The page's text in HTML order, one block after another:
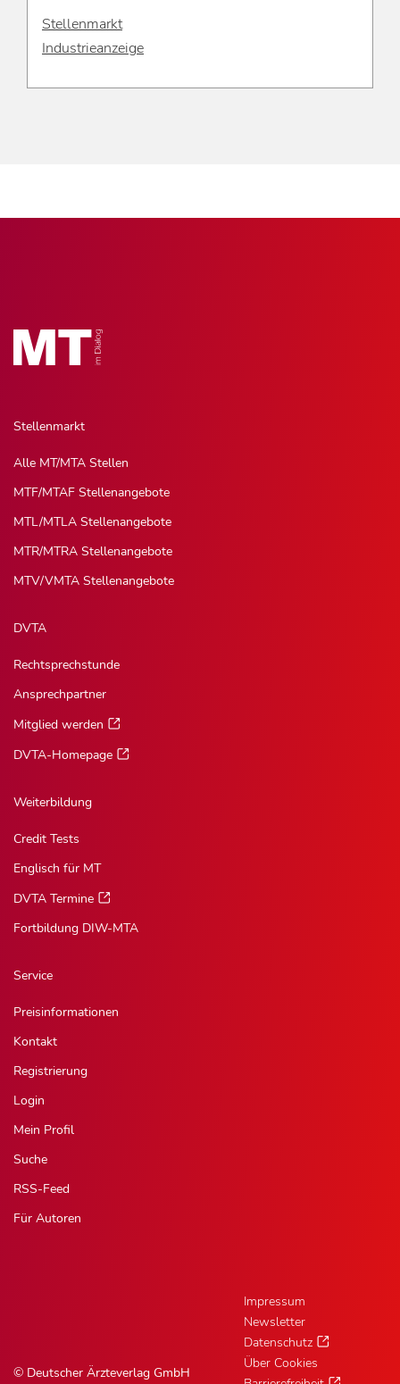
Stellenmarkt
Industrieanzeige
Stellenmarkt
Alle MT/MTA Stellen
MTF/MTAF Stellenangebote
MTL/MTLA Stellenangebote
MTR/MTRA Stellenangebote
MTV/VMTA Stellenangebote
DVTA
Rechtsprechstunde
Ansprechpartner
Mitglied werden
DVTA-Homepage
Weiterbildung
Credit Tests
Englisch für MT
DVTA Termine
Fortbildung DIW-MTA
Service
Preisinformationen
Kontakt
Registrierung
Login
Mein Profil
Suche
RSS-Feed
Für Autoren
© Deutscher Ärzteverlag GmbH
Impressum
Newsletter
Datenschutz
Über Cookies